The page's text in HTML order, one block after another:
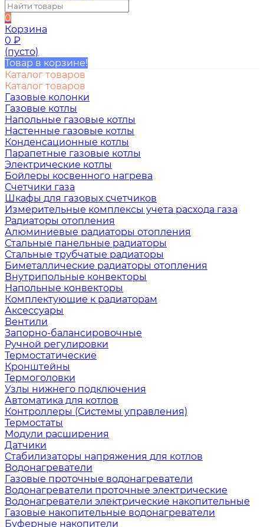
0
Корзина
0 ₽
(пусто)
Товар в корзине!
Каталог товаров
Каталог товаров
Газовые колонки
Газовые котлы
Напольные газовые котлы
Настенные газовые котлы
Конденсационные котлы
Парапетные газовые котлы
Электрические котлы
Бойлеры косвенного нагрева
Счетчики газа
Шкафы для газовых счетчиков
Измерительные комплексы учета расхода газа
Радиаторы отопления
Алюминиевые радиаторы отопления
Стальные панельные радиаторы
Стальные трубчатые радиаторы
Биметаллические радиаторы отопления
Внутрипольные конвекторы
Напольные конвекторы
Комплектующие к радиаторам
Аксессуары
Вентили
Запорно-балансировочные
Ручной регулировки
Термостатические
Кронштейны
Термоголовки
Узлы нижнего подключения
Автоматика для котлов
Контроллеры (Системы управления)
Термостаты
Модули расширения
Датчики
Стабилизаторы напряжения для котлов
Водонагреватели
Газовые проточные водонагреватели
Водонагреватели проточные электрические
Водонагреватели электрические накопительные
Газовые накопительные водонагреватели
Буферные накопители